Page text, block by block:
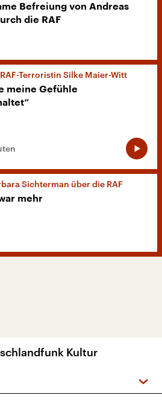
Befreiung von Andreas
die RAF
Terroristin Silke Maier-Witt
meine Gefühle
Sichterman über die RAF
mehr
Kultur